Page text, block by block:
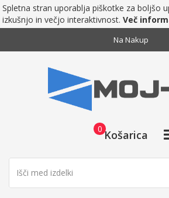
Spletna stran uporablja piškotke za boljšo
izkušnjo in večjo interaktivnost. Več
Na Nakup
Košarica
0